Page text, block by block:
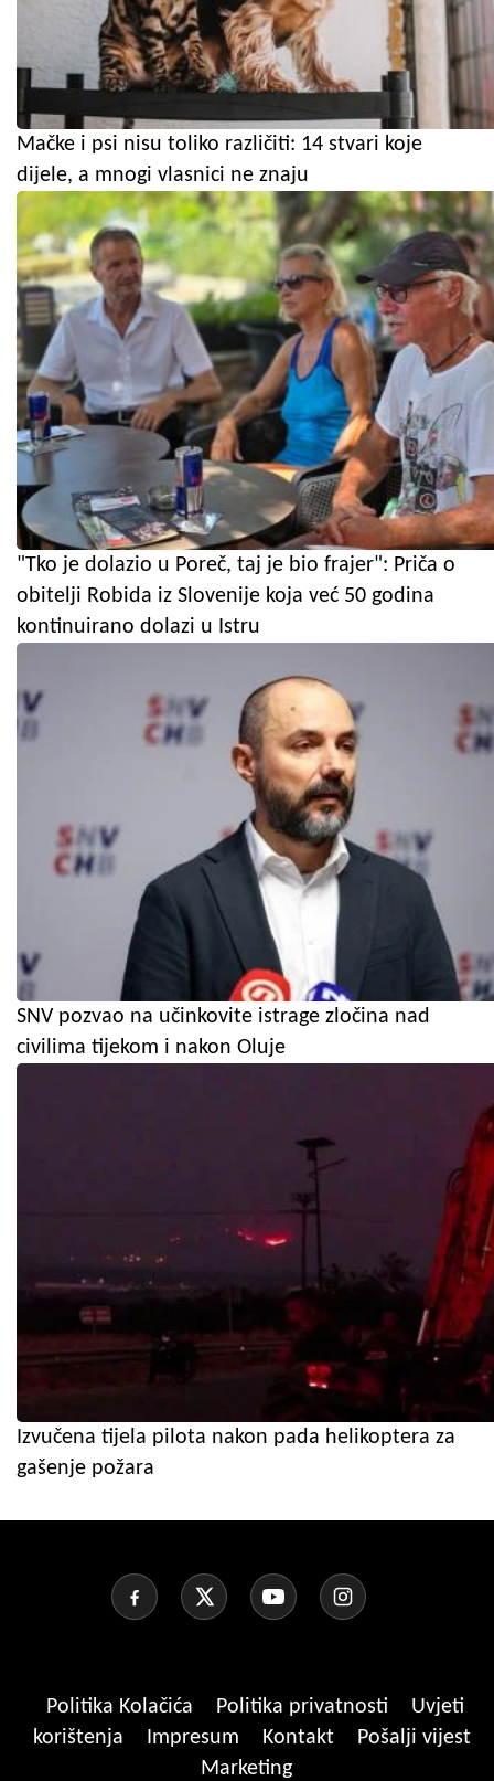
Mačke i psi nisu toliko različiti: 14 stvari koje
dijele, a mnogi vlasnici ne znaju
"Tko je dolazio u Poreč, taj je bio frajer": Priča o
obitelji Robida iz Slovenije koja već 50 godina
kontinuirano dolazi u Istru
SNV pozvao na učinkovite istrage zločina nad
civilima tijekom i nakon Oluje
Izvučena tijela pilota nakon pada helikoptera za
gašenje požara
Politika Kolačića Politika privatnosti
Uvjeti
korištenja
Impresum Kontakt
Pošalji vijest
Marketing